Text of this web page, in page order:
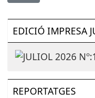
EDICIÓ IMPRESA
REPORTATGES